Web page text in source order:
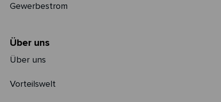
Gewerbestrom
Über uns
Über uns
Vorteilswelt